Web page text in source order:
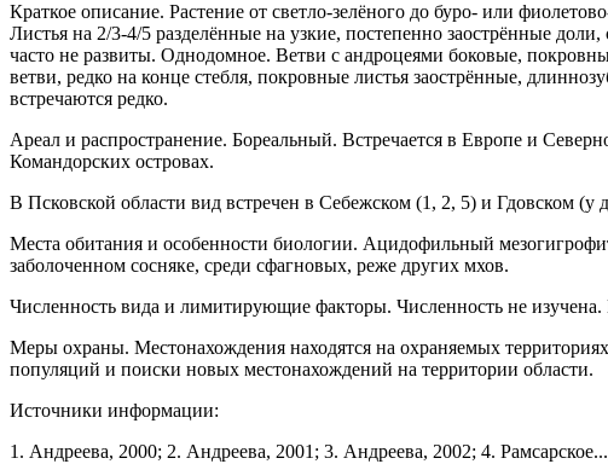
Краткое описание. Растение от светло-зелёно­го до буро- или
Листья на 2/3-4/5 разделённые на уз­кие, постепенно заострённые
часто не развиты. Однодомное. Ветви с андроцеями боковые,
ветви, редко на конце стебля, покровные листья за­острённые,
встречаются редко.
Ареал и распространение. Бореальный. Встре­чается в Европе и
Командорских островах.
В Псковской области вид встречен в Себежском (1, 2, 5) и Гдовском (у
Места обитания и особенности биологии. Ацидофильный
заболоченном сосняке, среди сфаг­новых, реже других мхов.
Численность вида и лимитирующие факто­ры. Численность не
Меры охраны. Местонахождения находятся на охраняемых
популяций и поиски новых местонахождений на территории области.
Источники информации:
1. Андреева, 2000; 2. Андреева, 2001; 3. Андреева, 2002; 4.